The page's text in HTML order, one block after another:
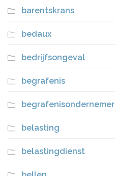
barentskrans
bedaux
bedrijfsongeval
begrafenis
begrafenisondernemer
belasting
belastingdienst